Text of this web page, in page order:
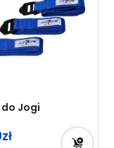
do Jogi